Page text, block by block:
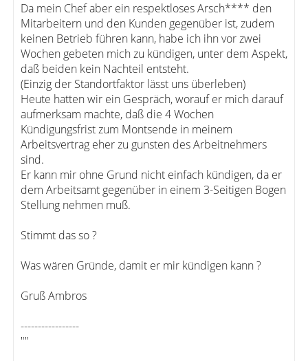
Da mein Chef aber ein respektloses Arsch**** den
Mitarbeitern und den Kunden gegenüber ist, zudem
keinen Betrieb führen kann, habe ich ihn vor zwei
Wochen gebeten mich zu kündigen, unter dem Aspekt,
daß beiden kein Nachteil entsteht.
(Einzig der Standortfaktor lässt uns überleben)
Heute hatten wir ein Gespräch, worauf er mich darauf
aufmerksam machte, daß die 4 Wochen
Kündigungsfrist zum Montsende in meinem
Arbeitsvertrag eher zu gunsten des Arbeitnehmers
sind.
Er kann mir ohne Grund nicht einfach kündigen, da er
dem Arbeitsamt gegenüber in einem 3-Seitigen Bogen
Stellung nehmen muß.
Stimmt das so ?
Was wären Gründe, damit er mir kündigen kann ?
Gruß Ambros
-----------------
""